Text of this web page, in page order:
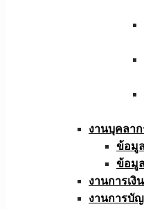
งานบุคลา
ข้อมู
ข้อมู
งานการเงิน
งานการบั